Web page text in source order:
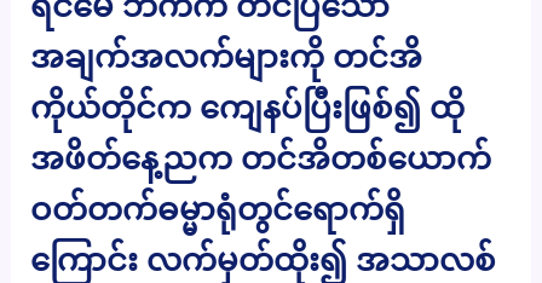
အချက်အလက်များကို တင်အိ
ကိုယ်တိုင်က ကျေနပ်ပြီးဖြစ်၍ ထို
အဖိတ်နေ့ညက တင်အိတစ်ယောက်
ဝတ်တက်ဓမ္မာရုံတွင်ရောက်ရှိ
ကြောင်း လက်မှတ်ထိုး၍ အသာလစ်